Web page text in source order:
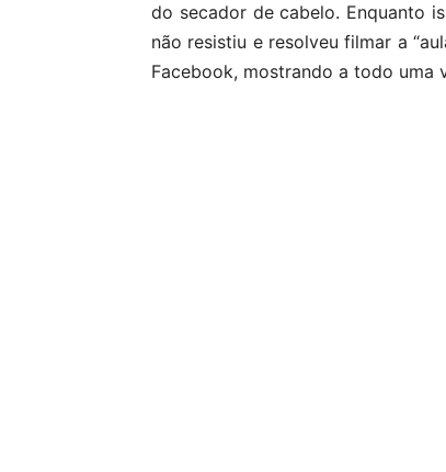
do secador de cabelo. Enquanto
não resistiu e resolveu filmar a
Facebook, mostrando a todo uma